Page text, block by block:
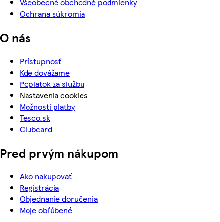
Ochrana súkromia
O nás
Prístupnosť
Kde dovážame
Poplatok za službu
Nastavenia cookies
Možnosti platby
Tesco.sk
Clubcard
Pred prvým nákupom
Ako nakupovať
Registrácia
Objednanie doručenia
Moje obľúbené